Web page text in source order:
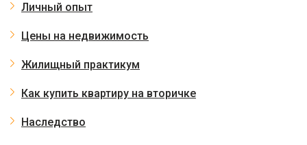
Личный опыт
Цены на недвижимость
Жилищный практикум
Как купить квартиру на вторичке
Наследство